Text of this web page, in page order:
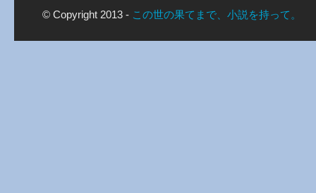
© Copyright 2013 - この世の果てまで、小説を持って。